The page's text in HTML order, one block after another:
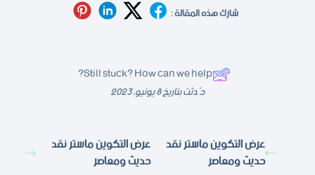
شارك هذه المقالة :
Still stuck? How can we help?
حُدثت بتاريخ 8 يونيو، 2023
عرض التكوين ماستر نقد
حديث ومعاصر
عرض التكوين ماستر نقد
حديث ومعاصر